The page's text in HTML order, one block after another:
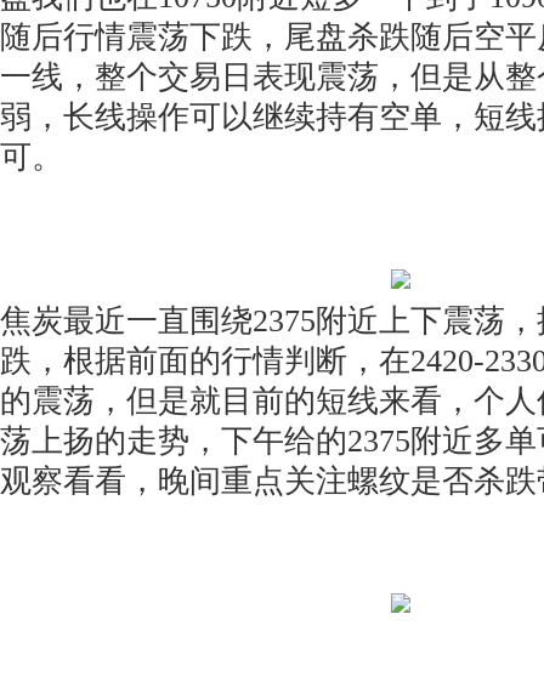
随后行情震荡下跌，尾盘杀跌随后空平
一线，整个交易日表现震荡，但是从
弱，长线操作可以继续持有空单，短
可。
焦炭最近一直围绕2375附近上下震荡
跌，根据前面的行情判断，在2420-
的震荡，但是就目前的短线来看，个
荡上扬的走势，下午给的2375附近多
观察看看，晚间重点关注螺纹是否杀